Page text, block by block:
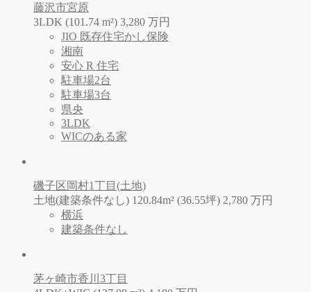
藤沢市宮原
3LDK (101.74 m²) 3,280 万円
JIO 既存住宅かし保険
湘南
安心 R 住宅
駐車場2台
駐車場3台
県央
3LDK
WICのある家
磯子区岡村1丁目(土地)
土地(建築条件なし) 120.84m² (36.55坪) 2,780 万円
横浜
建築条件なし
茅ヶ崎市香川3丁目